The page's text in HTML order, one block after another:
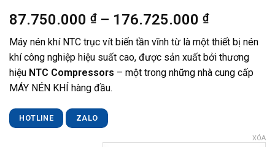
dựa trên
đánh giá
87.750.000 ₫ – 176.725.000 ₫Khoảng
giá:
từ
đến
Máy nén khí NTC trục vít biến tần vĩnh từ là một thiết bị nén
khí công nghiệp hiệu suất cao, được sản xuất bởi thương
hiệu NTC Compressors – một trong những nhà cung cấp
MÁY NÉN KHÍ hàng đầu.
HOTLINE ZALO
XÓA